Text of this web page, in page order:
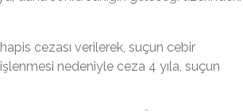
cezası verilerek, suçun cebir
işlenmesi nedeniyle ceza 4 yıla, suçun